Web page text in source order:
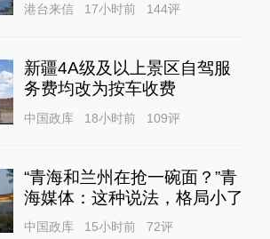
港台来信 17小时前 144评
新疆4A级及以上景区自驾服
务费均改为按车收费
中国政库 18小时前 109评
“青海和兰州在抢一碗面？”青
海媒体：这种说法，格局小了
中国政库 15小时前 72评